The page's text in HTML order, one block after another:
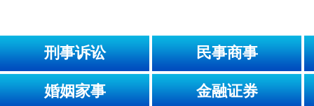
刑事诉讼 民事商事
婚姻家事 金融证券